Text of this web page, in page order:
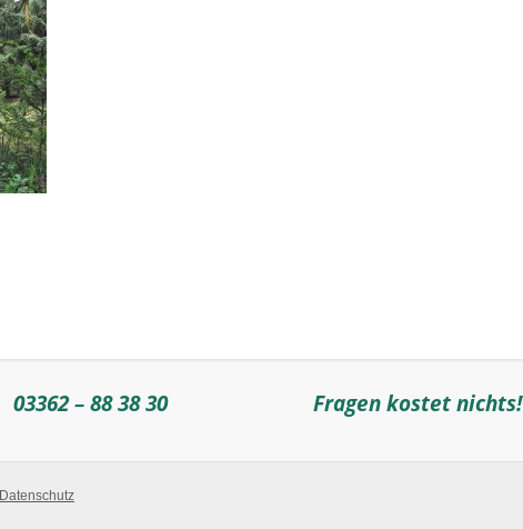
03362 – 88 38 30 Fragen kostet nichts!
Datenschutz